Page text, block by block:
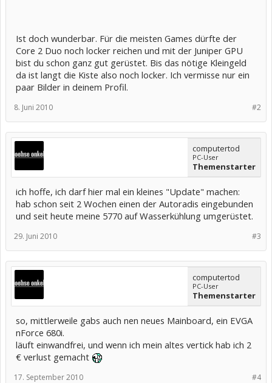
Ist doch wunderbar. Für die meisten Games dürfte der
Core 2 Duo noch locker reichen und mit der Juniper GPU
bist du schon ganz gut gerüstet. Bis das nötige Kleingeld
da ist langt die Kiste also noch locker. Ich vermisse nur ein
paar Bilder in deinem Profil.
#2
8. Juni 2010
computertod
PC-User
Themenstarter
ich hoffe, ich darf hier mal ein kleines "Update" machen:
hab schon seit 2 Wochen einen der Autoradis eingebunden
und seit heute meine 5770 auf Wasserkühlung umgerüstet.
#3
29. Juni 2010
computertod
PC-User
Themenstarter
so, mittlerweile gabs auch nen neues Mainboard, ein EVGA
nForce 680i.
läuft einwandfrei, und wenn ich mein altes vertick hab ich 2
€ verlust gemacht
#4
17. September 2010